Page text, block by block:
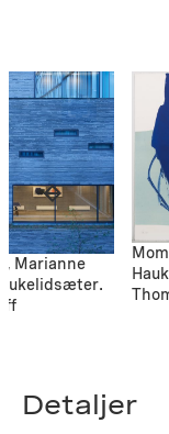
Marianne
Detaljer